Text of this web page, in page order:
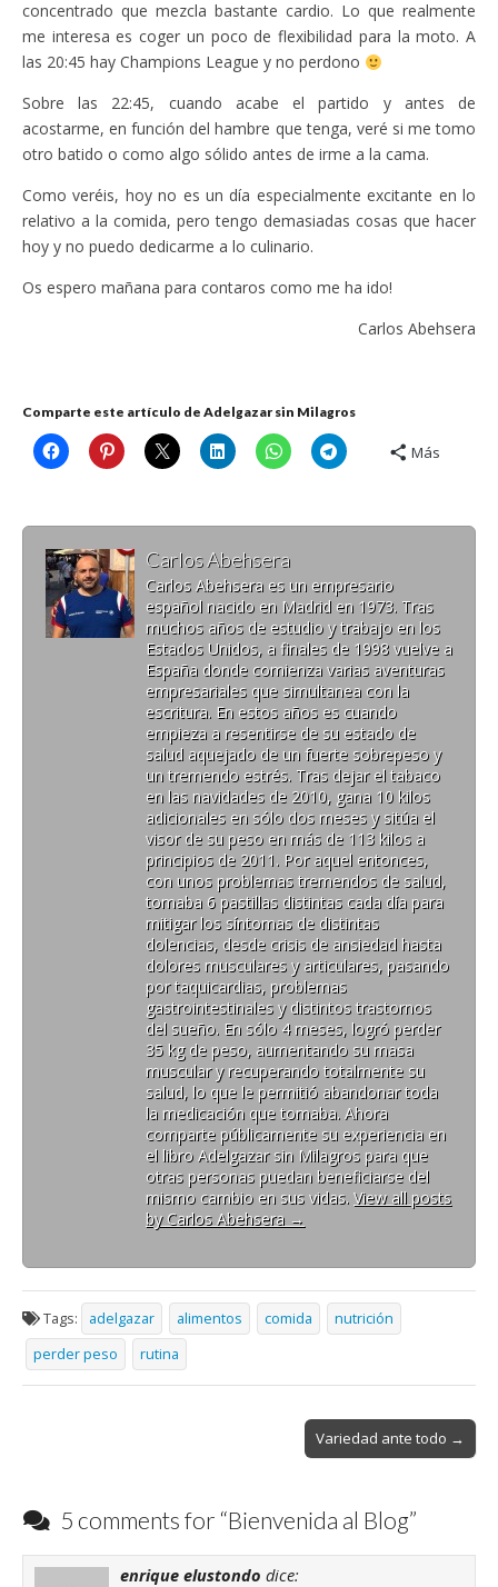
concentrado que mezcla bastante cardio. Lo que realmente
me interesa es coger un poco de flexibilidad para la moto. A
las 20:45 hay Champions League y no perdono
Sobre las 22:45, cuando acabe el partido y antes de
acostarme, en función del hambre que tenga, veré si me tomo
otro batido o como algo sólido antes de irme a la cama.
Como veréis, hoy no es un día especialmente excitante en lo
relativo a la comida, pero tengo demasiadas cosas que hacer
hoy y no puedo dedicarme a lo culinario.
Os espero mañana para contaros como me ha ido!
Carlos Abehsera
Comparte este artículo de Adelgazar sin Milagros
Más
Carlos Abehsera
Carlos Abehsera es un empresario
español nacido en Madrid en 1973. Tras
muchos años de estudio y trabajo en los
Estados Unidos, a finales de 1998 vuelve a
España donde comienza varias aventuras
empresariales que simultanea con la
escritura. En estos años es cuando
empieza a resentirse de su estado de
salud aquejado de un fuerte sobrepeso y
un tremendo estrés. Tras dejar el tabaco
en las navidades de 2010, gana 10 kilos
adicionales en sólo dos meses y sitúa el
visor de su peso en más de 113 kilos a
principios de 2011. Por aquel entonces,
con unos problemas tremendos de salud,
tomaba 6 pastillas distintas cada día para
mitigar los síntomas de distintas
dolencias, desde crisis de ansiedad hasta
dolores musculares y articulares, pasando
por taquicardias, problemas
gastrointestinales y distintos trastornos
del sueño. En sólo 4 meses, logró perder
35 kg de peso, aumentando su masa
muscular y recuperando totalmente su
salud, lo que le permitió abandonar toda
la medicación que tomaba. Ahora
comparte públicamente su experiencia en
el libro Adelgazar sin Milagros para que
otras personas puedan beneficiarse del
mismo cambio en sus vidas. View all posts
by Carlos Abehsera →
Tags: adelgazar alimentos comida
nutrición
perder peso
rutina
Variedad ante todo →
5 comments for “Bienvenida al Blog”
enrique elustondo dice: